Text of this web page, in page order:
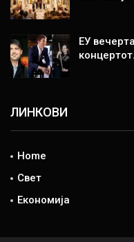
ЕУ
ЛИНКОВИ
Home
Свет
Економија